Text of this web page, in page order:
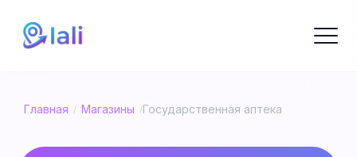
Главная / Магазины /Государственная аптека